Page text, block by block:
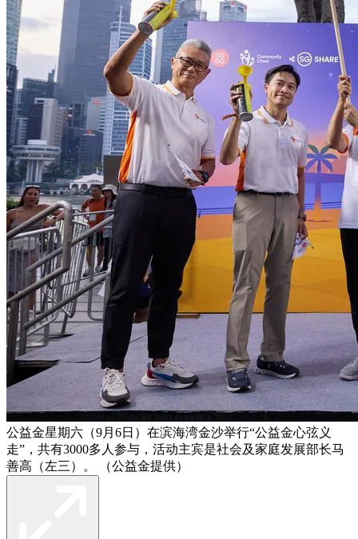
公益金星期六（9月6日）在滨海湾金沙举行“公益金心弦义
走”，共有3000多人参与，活动主宾是社会及家庭发展部长马
善高（左三）。 （公益金提供）